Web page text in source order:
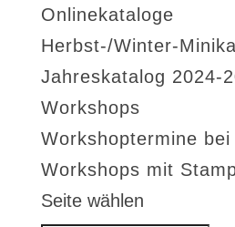
Onlinekataloge
Herbst-/Winter-
Jahreskatalog 2024-
Workshops
Workshoptermine
Workshops mit
Seite wählen